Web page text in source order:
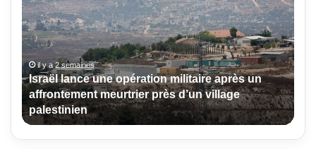
une
opération
militaire
après
un
affrontement
meurtrier
près
d’un
village
il y a 2 semaines
Israël lance une opération militaire après un
affrontement meurtrier près d’un village
palestinien